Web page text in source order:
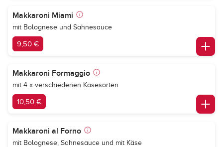
Makkaroni Miami
mit Bolognese und Sahnesauce
9,50 €
Makkaroni Formaggio
mit 4 x verschiedenen Käsesorten
10,50 €
Makkaroni al Forno
mit Bolognese, Sahnesauce und mit Käse